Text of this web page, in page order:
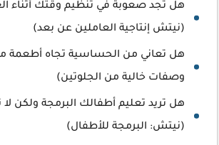
هل تجد صعوبة في تنظيم وقتك أثناء
(نيتش إنتاجية العاملين عن بعد)
هل تعاني من الحساسية تجاه أطعمة
وصفات خالية من الجلوتين)
هل تريد تعليم أطفالك البرمجة ولكن
(نيتش: البرمجة للأطفال)